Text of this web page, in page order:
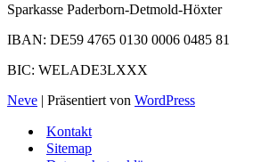
Sparkasse Paderborn-Detmold-Höxter
IBAN: DE59 4765 0130 0006 0485 81
BIC: WELADE3LXXX
Neve | Präsentiert von WordPress
Kontakt
Sitemap